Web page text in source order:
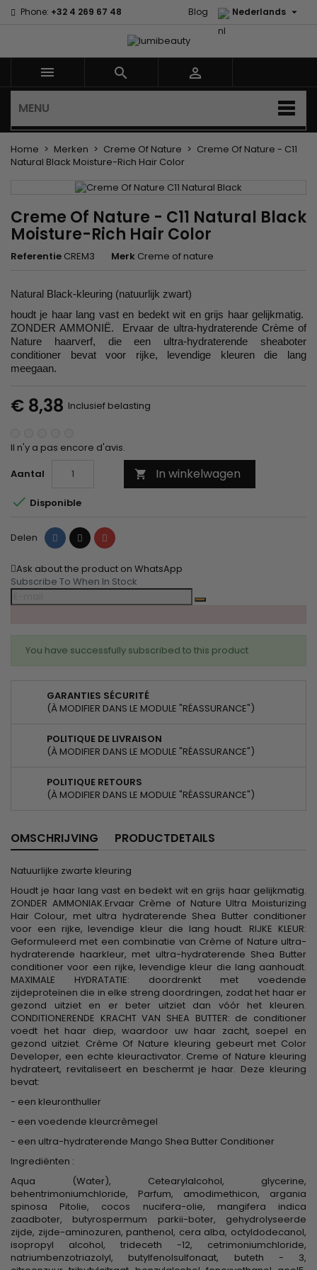
Phone: +32 4 269 67 48 Nederlands 
Blog
  
MENU
Home Merken Creme Of Nature
Creme Of Nature - C11
Natural Black Moisture-Rich Hair Color
Creme Of Nature - C11 Natural Black
Moisture-Rich Hair Color
Referentie CREM3 Merk Creme of nature
Natural Black-kleuring (natuurlijk zwart)
houdt je haar lang vast en bedekt wit en grijs haar gelijkmatig.
ZONDER AMMONIË. Ervaar de ultra-hydraterende Crème of
Nature haarverf, die een ultra-hydraterende sheaboter
conditioner bevat voor rijke, levendige kleuren die lang
meegaan.
€ 8,38 Inclusief belasting
Il n'y a pas encore d'avis.
Aantal
 In winkelwagen
 Disponible
Delen Delen Tweet Pinterest
Ask about the product on WhatsApp
Subscribe To When In Stock
You have successfully subscribed to this product
GARANTIES SÉCURITÉ
(À MODIFIER DANS LE MODULE "RÉASSURANCE")
POLITIQUE DE LIVRAISON
(À MODIFIER DANS LE MODULE "RÉASSURANCE")
POLITIQUE RETOURS
(À MODIFIER DANS LE MODULE "RÉASSURANCE")
OMSCHRIJVING PRODUCTDETAILS
Natuurlijke zwarte kleuring
Houdt je haar lang vast en bedekt wit en grijs haar gelijkmatig.
ZONDER AMMONIAK.Ervaar Crème of Nature Ultra Moisturizing
Hair Colour, met ultra hydraterende Shea Butter conditioner
voor een rijke, levendige kleur die lang houdt. RIJKE KLEUR:
Geformuleerd met een combinatie van Crème of Nature ultra-
hydraterende haarkleur, met ultra-hydraterende Shea Butter
conditioner voor een rijke, levendige kleur die lang aanhoudt.
MAXIMALE HYDRATATIE: doordrenkt met voedende
zijdeproteïnen die in elke streng doordringen, zodat het haar er
gezond uitziet en er beter uitziet dan vóór het kleuren.
CONDITIONERENDE KRACHT VAN SHEA BUTTER: de conditioner
voedt het haar diep, waardoor uw haar zacht, soepel en
gezond uitziet. Crème Of Nature kleuring gebeurt met Color
Developer, een echte kleuractivator. Creme of Nature kleuring
hydrateert, revitaliseert en beschermt je haar. Deze kleuring
bevat:
- een kleuronthuller
- een voedende kleurcrèmegel
- een ultra-hydraterende Mango Shea Butter Conditioner
Ingrediënten :
Aqua (Water), Cetearylalcohol, glycerine,
behentrimoniumchloride, Parfum, amodimethicon, argania
spinosa Pitolie, cocos nucifera-olie, mangifera indica
zaadboter, butyrospermum parkii-boter, gehydrolyseerde
zijde, zijde-aminozuren, panthenol, cera alba, octyldodecanol,
isopropyl alcohol, trideceth -12, cetrimoniumchloride,
natriumbenzotriazolyl, butylfenolsulfonaat, buteth - 3,